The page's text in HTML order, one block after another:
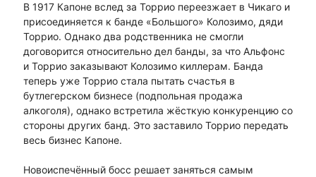
В 1917 Капоне вслед за Торрио переезжает в Чикаго и
присоединяется к банде «Большого» Колозимо, дяди
Торрио. Однако два родственника не смогли
договорится относительно дел банды, за что Альфонс
и Торрио заказывают Колозимо киллерам. Банда
теперь уже Торрио стала пытать счастья в
бутлегерском бизнесе (подпольная продажа
алкоголя), однако встретила жёсткую конкуренцию со
стороны других банд. Это заставило Торрио передать
весь бизнес Капоне.
Новоиспечённый босс решает заняться самым